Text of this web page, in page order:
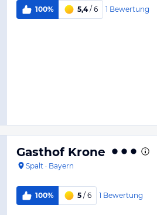
100% 5,4/ 6 1 Bewertung
Gasthof Krone
Spalt · Bayern
100% 5 / 6 1 Bewertung